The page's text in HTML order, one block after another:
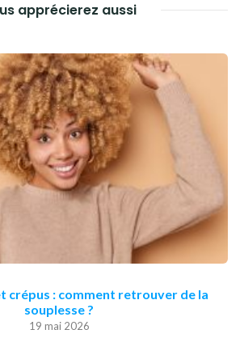
apprécierez aussi
crépus : comment retrouver de la
souplesse ?
19 mai 2026